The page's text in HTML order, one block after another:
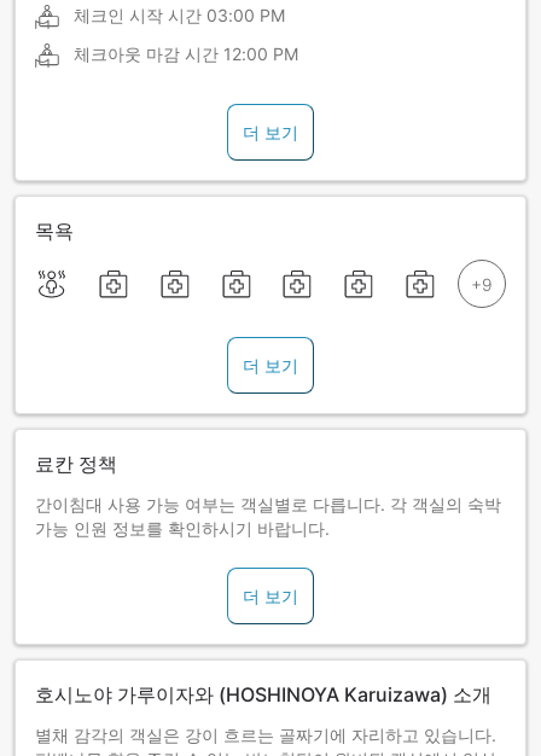
체크인 시작 시간 03:00 PM
체크아웃 마감 시간 12:00 PM
더 보기
목욕
더 보기
료칸 정책
간이침대 사용 가능 여부는 객실별로 다릅니다. 각 객실의 숙박
가능 인원 정보를 확인하시기 바랍니다.
더 보기
호시노야 가루이자와 (HOSHINOYA Karuizawa) 소개
별채 감각의 객실은 강이 흐르는 골짜기에 자리하고 있습니다.